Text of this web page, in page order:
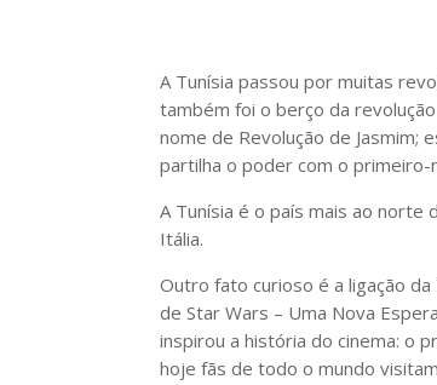
A Tunísia passou por muitas
também foi o berço da
nome de Revolução de Jasmim;
partilha o poder com o
A Tunísia é o país mais ao norte
Itália.
Outro fato curioso é a ligação
de Star Wars – Uma Nova
inspirou a história do cinema: o
hoje fãs de todo o mundo